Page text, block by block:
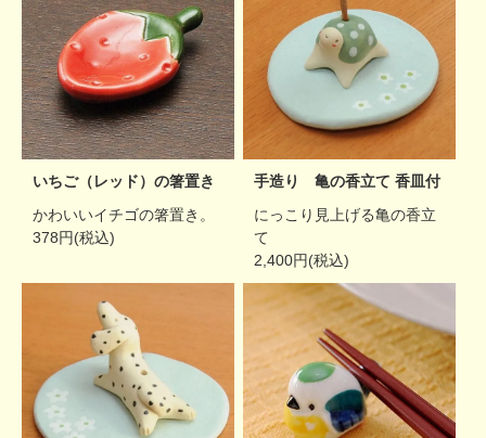
いちご（レッド）の箸置き
かわいいイチゴの箸置き。
378円(税込)
手造り 亀の香立て 香皿付
にっこり見上げる亀の香立
て
2,400円(税込)